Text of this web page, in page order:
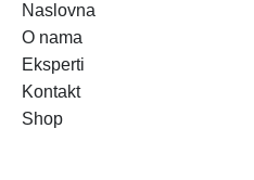
Naslovna
O nama
Eksperti
Kontakt
Shop